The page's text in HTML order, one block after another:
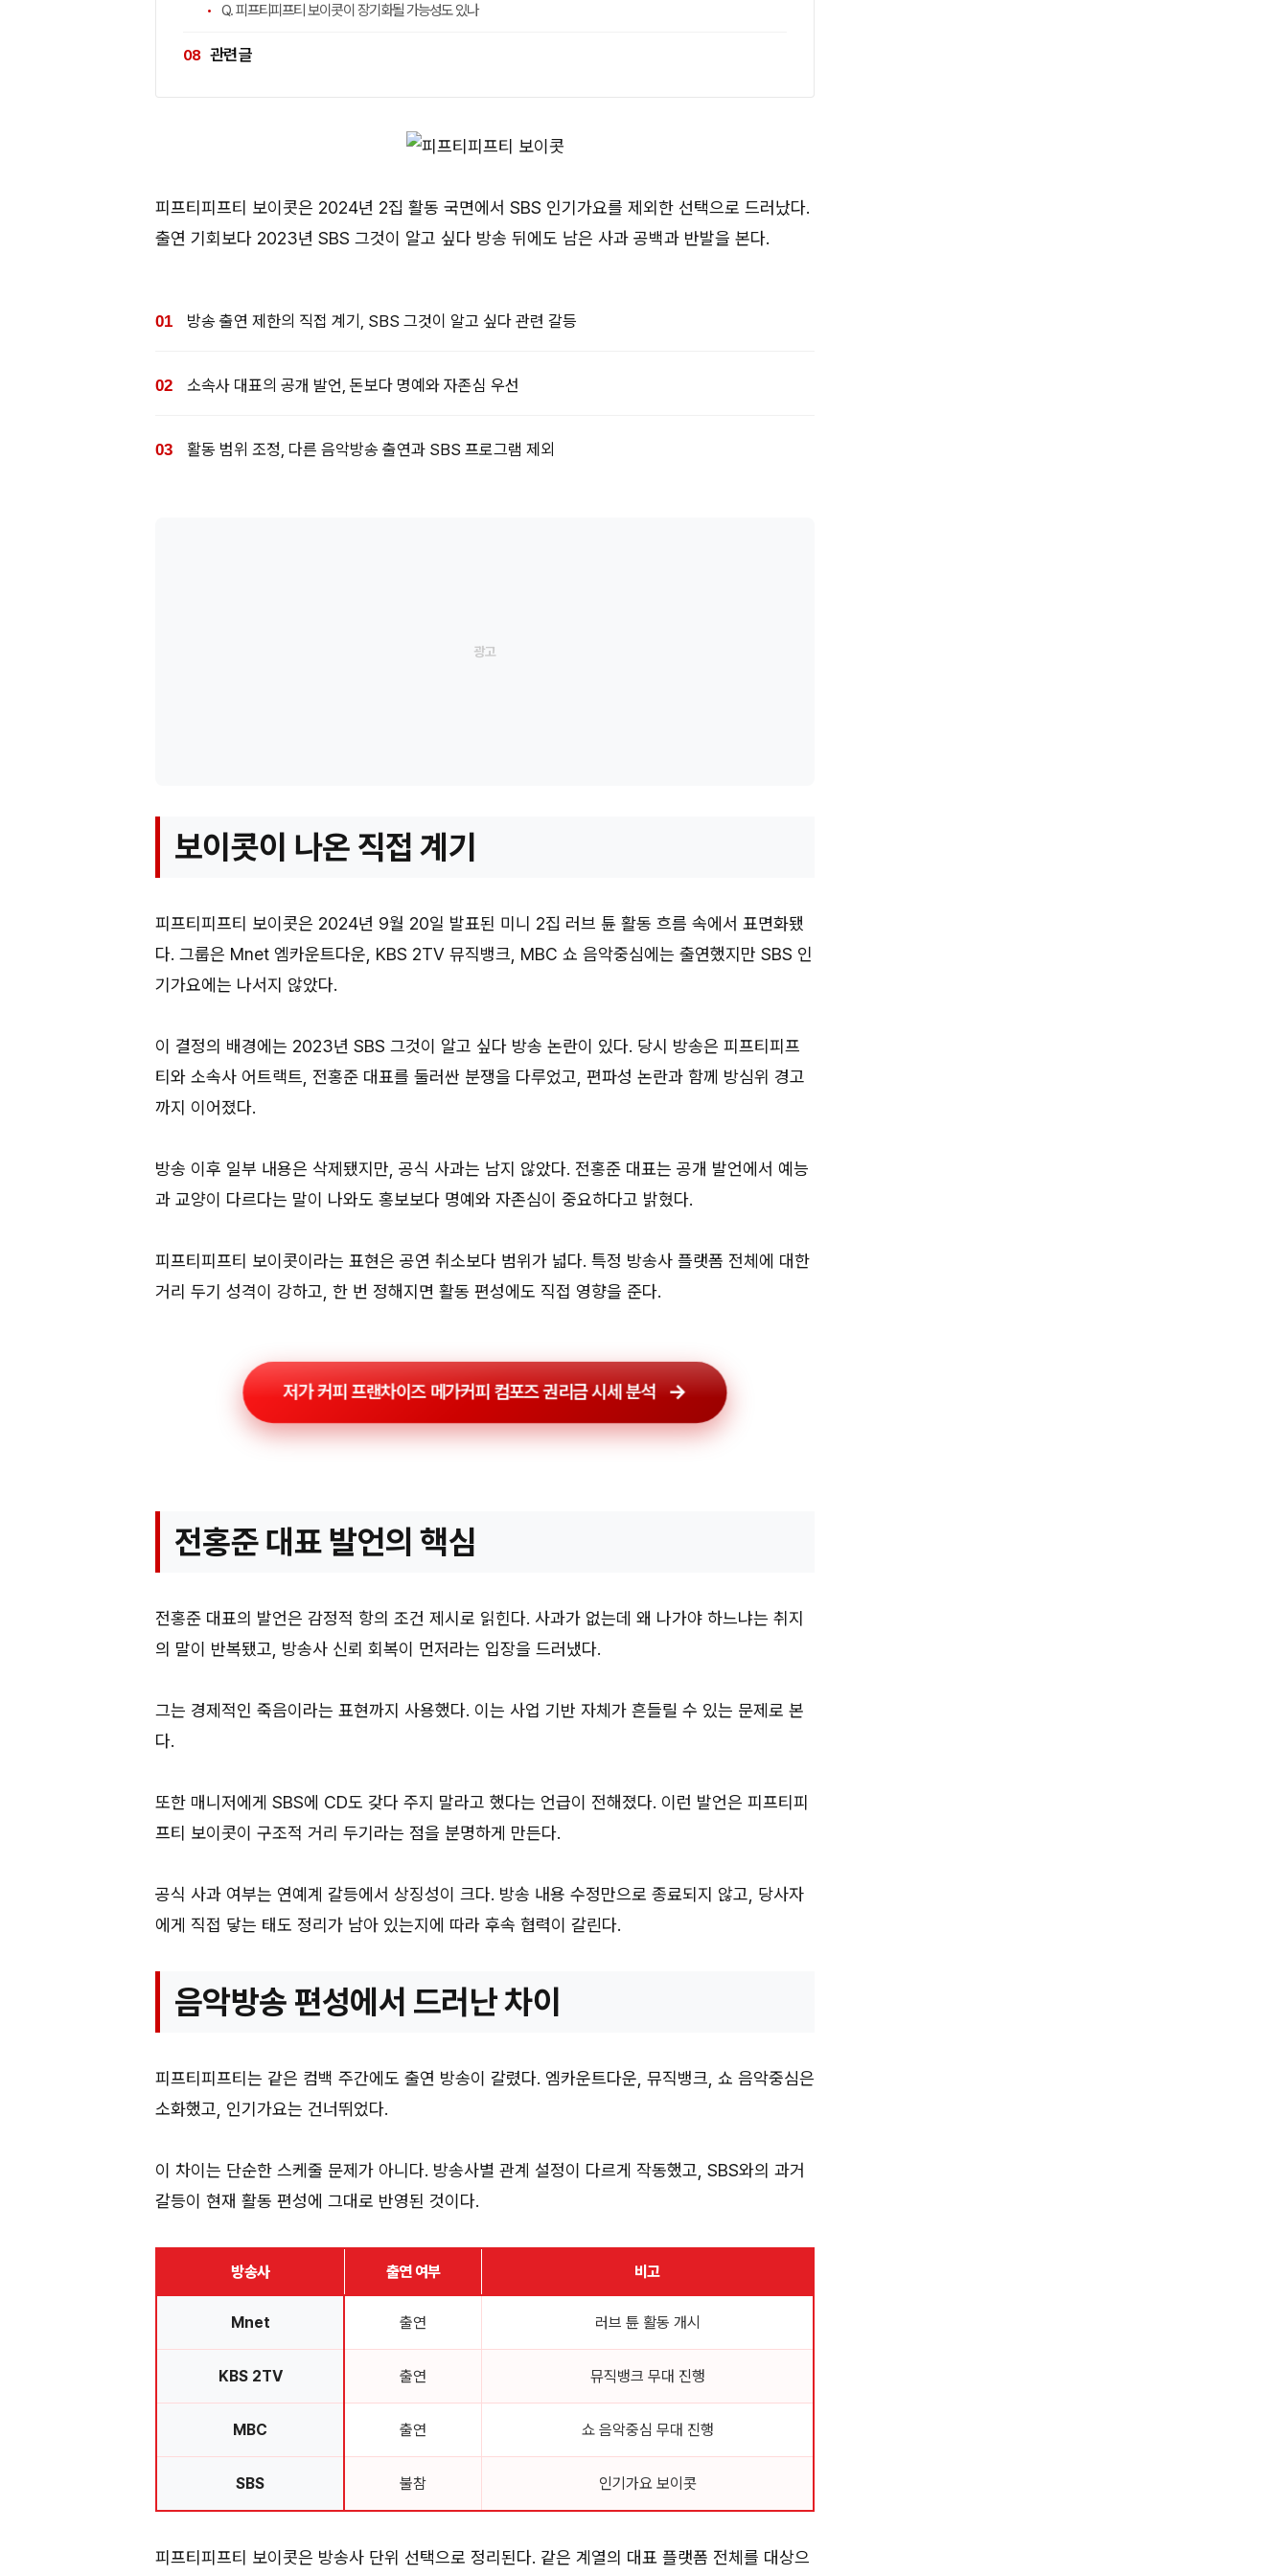
Q. 피프티피프티 보이콧이 장기화될 가능성도 있나
관련 글
피프티피프티 보이콧은 2024년 2집 활동 국면에서 SBS 인기가요를 제외한 선택으로 드러났다.
출연 기회보다 2023년 SBS 그것이 알고 싶다 방송 뒤에도 남은 사과 공백과 반발을 본다.
방송 출연 제한의 직접 계기, SBS 그것이 알고 싶다 관련 갈등
소속사 대표의 공개 발언, 돈보다 명예와 자존심 우선
활동 범위 조정, 다른 음악방송 출연과 SBS 프로그램 제외
보이콧이 나온 직접 계기
피프티피프티 보이콧은 2024년 9월 20일 발표된 미니 2집 러브 튠 활동 흐름 속에서 표면화됐
다. 그룹은 Mnet 엠카운트다운, KBS 2TV 뮤직뱅크, MBC 쇼 음악중심에는 출연했지만 SBS 인
기가요에는 나서지 않았다.
이 결정의 배경에는 2023년 SBS 그것이 알고 싶다 방송 논란이 있다. 당시 방송은 피프티피프
티와 소속사 어트랙트, 전홍준 대표를 둘러싼 분쟁을 다루었고, 편파성 논란과 함께 방심위 경고
까지 이어졌다.
방송 이후 일부 내용은 삭제됐지만, 공식 사과는 남지 않았다. 전홍준 대표는 공개 발언에서 예능
과 교양이 다르다는 말이 나와도 홍보보다 명예와 자존심이 중요하다고 밝혔다.
피프티피프티 보이콧이라는 표현은 공연 취소보다 범위가 넓다. 특정 방송사 플랫폼 전체에 대한
거리 두기 성격이 강하고, 한 번 정해지면 활동 편성에도 직접 영향을 준다.
저가 커피 프랜차이즈 메가커피 컴포즈 권리금 시세 분석
전홍준 대표 발언의 핵심
전홍준 대표의 발언은 감정적 항의 조건 제시로 읽힌다. 사과가 없는데 왜 나가야 하느냐는 취지
의 말이 반복됐고, 방송사 신뢰 회복이 먼저라는 입장을 드러냈다.
그는 경제적인 죽음이라는 표현까지 사용했다. 이는 사업 기반 자체가 흔들릴 수 있는 문제로 본
다.
또한 매니저에게 SBS에 CD도 갖다 주지 말라고 했다는 언급이 전해졌다. 이런 발언은 피프티피
프티 보이콧이 구조적 거리 두기라는 점을 분명하게 만든다.
공식 사과 여부는 연예계 갈등에서 상징성이 크다. 방송 내용 수정만으로 종료되지 않고, 당사자
에게 직접 닿는 태도 정리가 남아 있는지에 따라 후속 협력이 갈린다.
음악방송 편성에서 드러난 차이
피프티피프티는 같은 컴백 주간에도 출연 방송이 갈렸다. 엠카운트다운, 뮤직뱅크, 쇼 음악중심은
소화했고, 인기가요는 건너뛰었다.
이 차이는 단순한 스케줄 문제가 아니다. 방송사별 관계 설정이 다르게 작동했고, SBS와의 과거
갈등이 현재 활동 편성에 그대로 반영된 것이다.
방송사 출연 여부 비고
Mnet 출연 러브 튠 활동 개시
KBS 2TV 출연 뮤직뱅크 무대 진행
MBC 출연 쇼 음악중심 무대 진행
SBS 불참 인기가요 보이콧
피프티피프티 보이콧은 방송사 단위 선택으로 정리된다. 같은 계열의 대표 플랫폼 전체를 대상으